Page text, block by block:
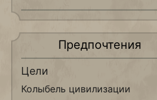
Предпочтения
Цели
Колыбель цивилизации